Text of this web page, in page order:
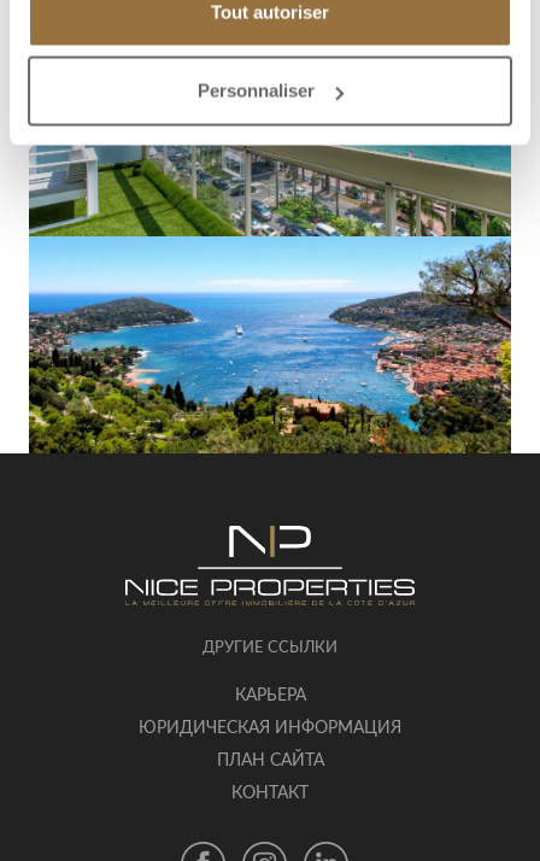
Tout autoriser
Personnaliser
ДРУГИЕ ССЫЛКИ
КАРЬЕРА
ЮРИДИЧЕСКАЯ ИНФОРМАЦИЯ
ПЛАН САЙТА
КОНТАКТ